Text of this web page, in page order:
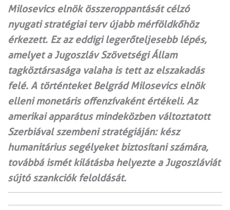
Milosevics elnök összeroppantását célzó
nyugati stratégiai terv újabb mérföldkőhöz
érkezett. Ez az eddigi legerőteljesebb lépés,
amelyet a Jugoszláv Szövetségi Állam
tagköztársasága valaha is tett az elszakadás
felé. A történteket Belgrád Milosevics elnök
elleni monetáris offenzívaként értékeli. Az
amerikai apparátus mindeközben változtatott
Szerbiával szembeni stratégiáján: kész
humanitárius segélyeket biztosítani számára,
továbbá ismét kilátásba helyezte a Jugoszláviát
sújtó szankciók feloldását.